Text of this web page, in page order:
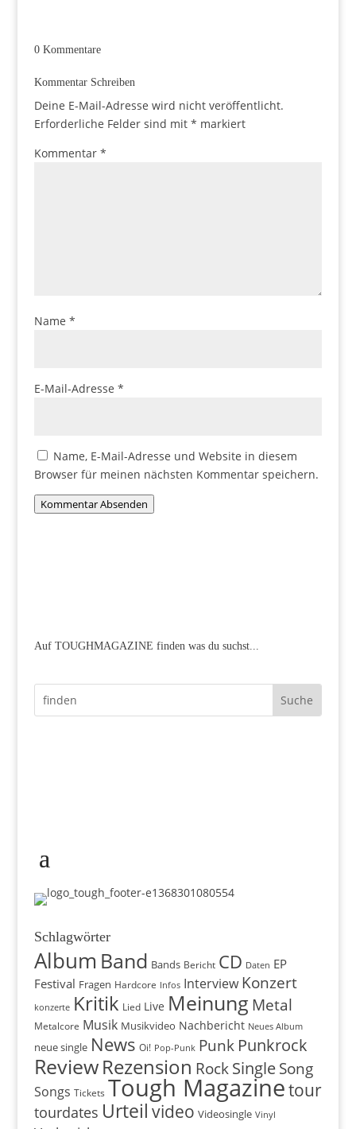
0 Kommentare
Kommentar Schreiben
Deine E-Mail-Adresse wird nicht veröffentlicht.
Erforderliche Felder sind mit * markiert
Kommentar *
Name *
E-Mail-Adresse *
Name, E-Mail-Adresse und Website in diesem
Browser für meinen nächsten Kommentar speichern.
Kommentar Absenden
Auf TOUGHMAGAZINE finden was du suchst...
Schlagwörter
Album Band Bands Bericht CD Daten EP
Festival Fragen Hardcore Infos Interview Konzert
konzerte Kritik Lied Live Meinung Metal
Metalcore Musik Musikvideo Nachbericht Neues Album
neue single News Oi! Pop-Punk Punk Punkrock
ReviewRezension Rock Single Song
Songs Tickets Tough Magazinetour
tourdates Urteil video Videosingle Vinyl